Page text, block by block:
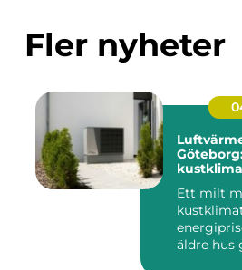
Fler nyheter
Ett milt
äldre hus